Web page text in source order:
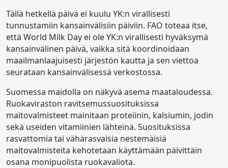
Tällä hetkellä päivä ei kuulu YK:n virallisesti
tunnustamiin kansainvälisiin päiviin. FAO toteaa itse,
että World Milk Day ei ole YK:n virallisesti hyväksymä
kansainvälinen päivä, vaikka sitä koordinoidaan
maailmanlaajuisesti järjestön kautta ja sen viettoa
seurataan kansainvälisessä verkostossa.
Suomessa maidolla on näkyvä asema maataloudessa.
Ruokaviraston ravitsemussuosituksissa
maitovalmisteet mainitaan proteiinin, kalsiumin, jodin
sekä useiden vitamiinien lähteinä. Suosituksissa
rasvattomia tai vähärasvaisia nestemäisiä
maitovalmisteita kehotetaan käyttämään päivittäin
osana monipuolista ruokavaliota.